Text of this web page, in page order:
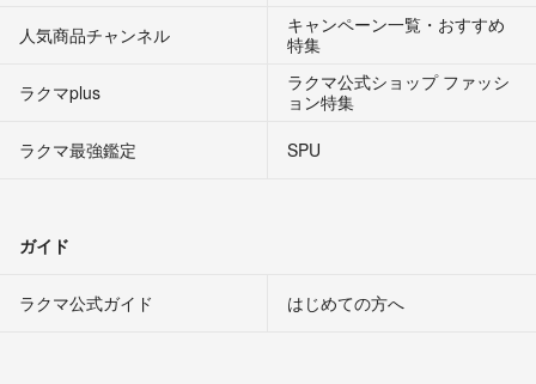
人気商品チャンネル
キャンペーン一覧・おすすめ
特集
ラクマplus
ラクマ公式ショップ ファッシ
ョン特集
ラクマ最強鑑定
SPU
ガイド
ラクマ公式ガイド はじめての方へ